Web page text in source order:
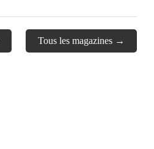
Tous les magazines →